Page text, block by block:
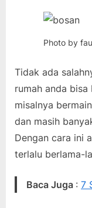
Photo by
Tidak ada
rumah anda bisa
misalnya
dan masih
Dengan cara ini
terlalu berlama-
Baca Juga : 7